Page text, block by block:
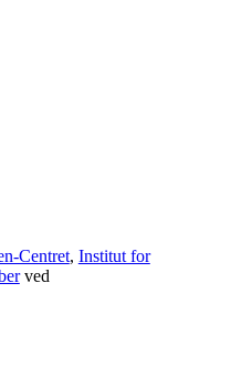
Centret, Institut for
ved